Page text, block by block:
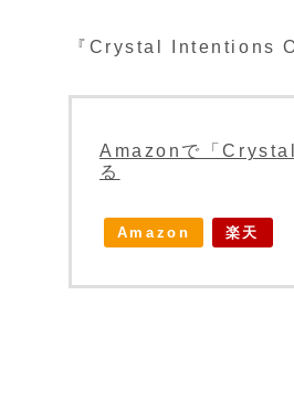
『Crystal Intentions
Amazonで「
る
Amazon 楽天